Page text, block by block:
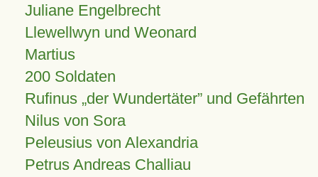
Juliane Engelbrecht
Llewellwyn und Weonard
Martius
200 Soldaten
Rufinus „der Wundertäter” und Gefährten
Nilus von Sora
Peleusius von Alexandria
Petrus Andreas Challiau